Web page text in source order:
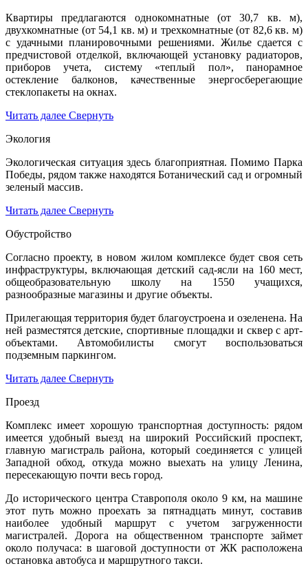
Квартиры предлагаются однокомнатные (от 30,7 кв. м),
двухкомнатные (от 54,1 кв. м) и трехкомнатные (от 82,6 кв. м)
с удачными планировочными решениями. Жилье сдается с
предчистовой отделкой, включающей установку радиаторов,
приборов учета, систему «теплый пол», панорамное
остекление балконов, качественные энергосберегающие
стеклопакеты на окнах.
Читать далее Свернуть
Экология
Экологическая ситуация здесь благоприятная. Помимо Парка
Победы, рядом также находятся Ботанический сад и огромный
зеленый массив.
Читать далее Свернуть
Обустройство
Согласно проекту, в новом жилом комплексе будет своя сеть
инфраструктуры, включающая детский сад-ясли на 160 мест,
общеобразовательную школу на 1550 учащихся,
разнообразные магазины и другие объекты.
Прилегающая территория будет благоустроена и озеленена. На
ней разместятся детские, спортивные площадки и сквер с арт-
объектами. Автомобилисты смогут воспользоваться
подземным паркингом.
Читать далее Свернуть
Проезд
Комплекс имеет хорошую транспортная доступность: рядом
имеется удобный выезд на широкий Российский проспект,
главную магистраль района, который соединяется с улицей
Западной обход, откуда можно выехать на улицу Ленина,
пересекающую почти весь город.
До исторического центра Ставрополя около 9 км, на машине
этот путь можно проехать за пятнадцать минут, составив
наиболее удобный маршрут с учетом загруженности
магистралей. Дорога на общественном транспорте займет
около получаса: в шаговой доступности от ЖК расположена
остановка автобуса и маршрутного такси.